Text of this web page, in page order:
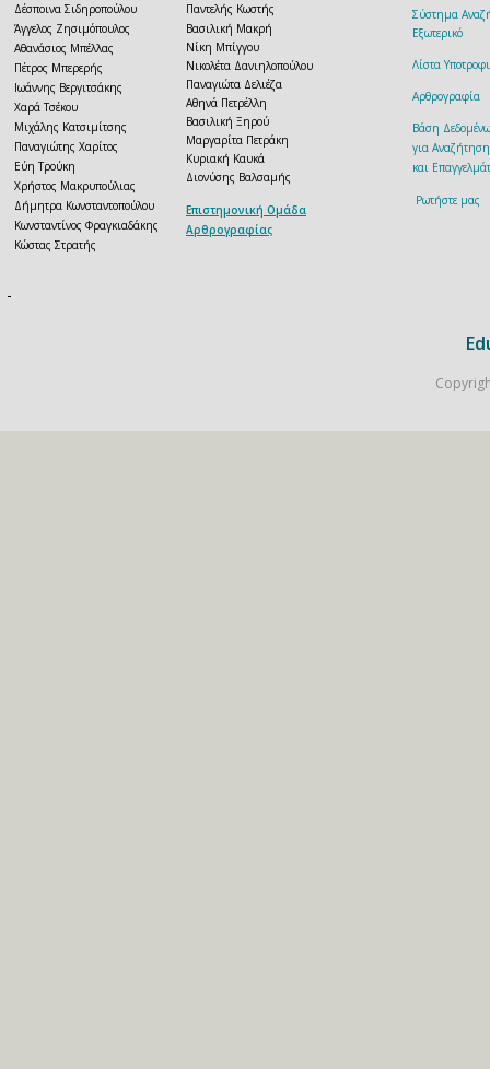
Δέσποινα Σιδηροπούλου
Άγγελος Ζησιμόπουλος
Αθανάσιος Μπέλλας
Πέτρος Μπερερής
Ιωάννης Βεργιτσάκης
Χαρά Τσέκου
Μιχάλης Κατσιμίτσης
Παναγιώτης Χαρίτος
Εύη Τρούκη
Χρήστος Μακρυπούλιας
Δήμητρα Κωνσταντοπούλου
Κωνσταντίνος Φραγκιαδάκης
Κώστας Στρατής
Παντελής Κωστής
Βασιλική Μακρή
Νίκη Μπίγγου
Νικολέτα Δανιηλοπούλου
Παναγιώτα Δελιέζα
Αθηνά Πετρέλλη
Βασιλική Ξηρού
Μαργαρίτα Πετράκη
Κυριακή Καυκά
Διονύσης Βαλσαμής
Επιστημονική Ομάδα
Αρθρογραφίας
Σύστημα
Εξωτερικό
Λίστα
Αρθρογραφία
Βάση
για
και
Ρωτήστε μας